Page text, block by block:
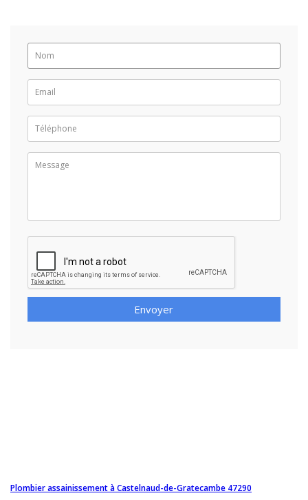
Envoyer
Plombier assainissement à Castelnaud-de-Gratecambe 47290